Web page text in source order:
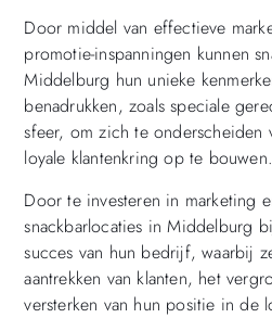
Door middel van effectieve
promotie-inspanningen kunnen
Middelburg hun unieke
benadrukken, zoals speciale
sfeer, om zich te onderscheiden
loyale klantenkring op te bouwen.
Door te investeren in marketing
snackbarlocaties in Middelburg
succes van hun bedrijf, waarbij
aantrekken van klanten, het
versterken van hun positie in de